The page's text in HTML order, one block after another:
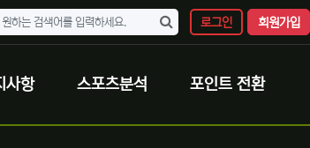
로그인 회원가입
사항 스포츠분석 포인트 전환